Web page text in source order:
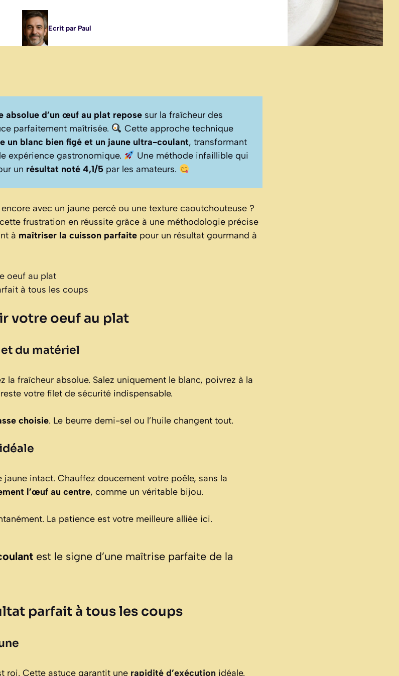
Ecrit par Paul
absolue d’un œuf au plat repose sur la fraîcheur des
parfaitement maîtrisée.
Cette approche technique
un blanc bien figé et un jaune ultra-coulant, transformant
expérience gastronomique.
Une méthode infaillible qui
un résultat noté 4,1/5 par les amateurs.
avec un jaune percé ou une texture caoutchouteuse ?
frustration en réussite grâce à une méthodologie précise
à maîtriser la cuisson parfaite pour un résultat gourmand à
oeuf au plat
à tous les coups
votre oeuf au plat
du matériel
la fraîcheur absolue. Salez uniquement le blanc, poivrez à la
votre filet de sécurité indispensable.
choisie. Le beurre demi-sel ou l’huile changent tout.
intact. Chauffez doucement votre poêle, sans la
l’œuf au centre, comme un véritable bijou.
La patience est votre meilleure alliée ici.
est le signe d’une maîtrise parfaite de la
parfait à tous les coups
roi. Cette astuce garantit une rapidité d’exécution idéale.